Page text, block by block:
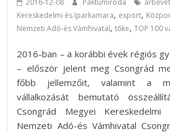
2016-12-08 Paktumiroda
Kereskedelmi és Iparkamara, export,
Nemzeti Adó-és Vámhivatal,tőke,TOP 100
2016-ban – a korábbi évek régiós
– először jelent meg Csongrád
főbb jellemzőit, valamint a
vállalkozását bemutató
Csongrád Megyei
Nemzeti Adó-és Vámhivatal